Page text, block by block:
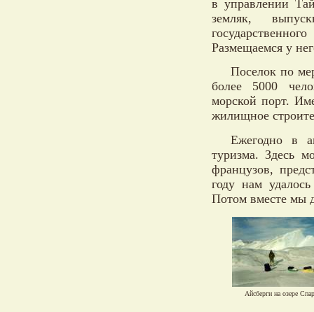
в управлении
земляк,
Размещаемся у
Поселок по
более 5000
морской порт.
жилищное
Ежегодно в
туризма. Здесь
французов,
году нам
Потом вместе мы
Айсберги на озере